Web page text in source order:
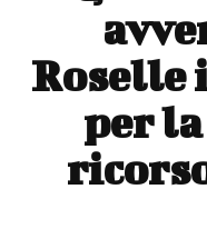
Roselle
per